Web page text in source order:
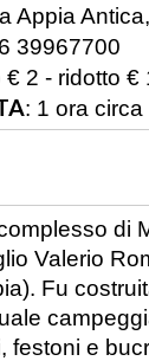
Appia
39967700
€ 2 - ridotto €
: 1 ora circa
di
Valerio
Fu
festoni e